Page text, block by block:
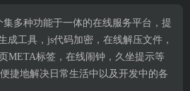
多种功能于一体的在线服务平台，提
成工具，js代码加密，在线解压文件，
META标签，在线闹钟，久坐提示等
捷地解决日常生活中以及开发中的各